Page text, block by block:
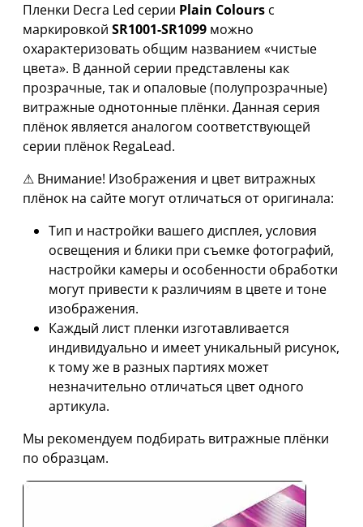
Пленки Decra Led серии Plain Colours с
маркировкой SR1001-SR1099 можно
охарактеризовать общим названием «чистые
цвета». В данной серии представлены как
прозрачные, так и опаловые (полупрозрачные)
витражные однотонные плёнки. Данная серия
плёнок является аналогом соответствующей
серии плёнок RegaLead.
⚠ Внимание! Изображения и цвет витражных
плёнок на сайте могут отличаться от оригинала:
Тип и настройки вашего дисплея, условия
освещения и блики при съемке фотографий,
настройки камеры и особенности обработки
могут привести к различиям в цвете и тоне
изображения.
Каждый лист пленки изготавливается
индивидуально и имеет уникальный рисунок,
к тому же в разных партиях может
незначительно отличаться цвет одного
артикула.
Мы рекомендуем подбирать витражные плёнки
по образцам.